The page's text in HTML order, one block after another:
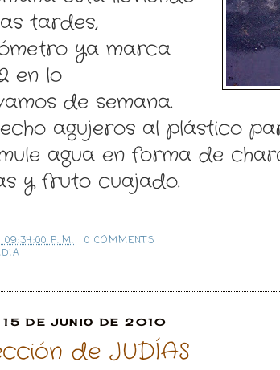
tardes,
ya marca
en lo
de semana.
agujeros al plástico
agua en forma de
y fruto cuajado.
P. M.
0 COMMENTS
15 DE JUNIO DE 2010
de JUDÍAS